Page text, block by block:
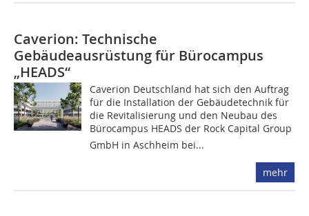
Caverion: Technische
Gebäudeausrüstung für Bürocampus
„HEADS“
Caverion Deutschland hat sich den Auftrag
für die Installation der Gebäudetechnik für
die Revitalisierung und den Neubau des
Bürocampus HEADS der Rock Capital Group
GmbH in Aschheim bei...
mehr